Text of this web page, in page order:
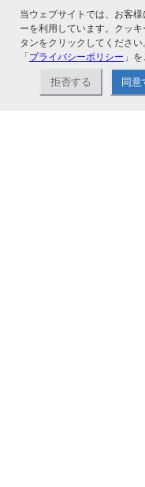
当ウェブサイトでは、お客
ーを利用しています。クッ
タンをクリックしてくださ
「プライバシーポリシー 」
拒否する 同意